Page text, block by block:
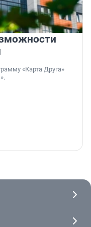
«Карта Друга»